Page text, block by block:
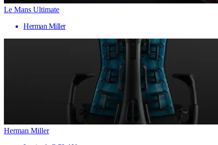
Le Mans Ultimate
Herman Miller
Herman Miller